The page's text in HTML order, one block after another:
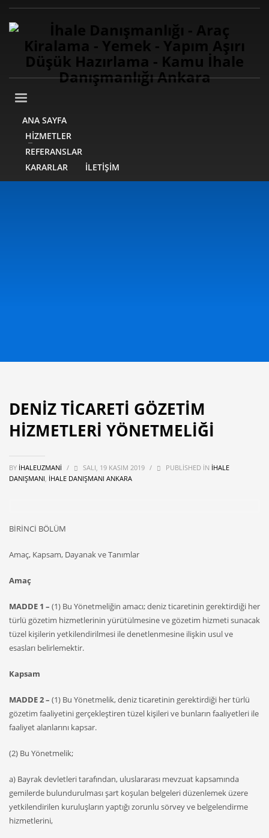
ANA SAYFA
HİZMETLER
REFERANSLAR
KARARLAR
İLETİŞİM
DENİZ TİCARETİ GÖZETİM
HİZMETLERİ YÖNETMELİĞİ
BY IHALEUZMANI / SALI, 19 KASIM 2019 / PUBLISHED IN İHALE
DANIŞMANI İHALE DANIŞMANI ANKARA
BİRİNCİ BÖLÜM
Amaç, Kapsam, Dayanak ve Tanımlar
Amaç
MADDE 1 – (1) Bu Yönetmeliğin amacı; deniz ticaretinin gerektirdiği her
türlü gözetim hizmetlerinin yürütülmesine ve gözetim hizmeti sunacak
tüzel kişilerin yetkilendirilmesi ile denetlenmesine ilişkin usul ve
esasları belirlemektir.
Kapsam
MADDE 2 – (1) Bu Yönetmelik, deniz ticaretinin gerektirdiği her türlü
gözetim faaliyetini gerçekleştiren tüzel kişileri ve bunların faaliyetleri ile
faaliyet alanlarını kapsar.
(2) Bu Yönetmelik;
a) Bayrak devletleri tarafından, uluslararası mevzuat kapsamında
gemilerde bulundurulması şart koşulan belgeleri düzenlemek üzere
yetkilendirilen kuruluşların yaptığı zorunlu sörvey ve belgelendirme
hizmetlerini,